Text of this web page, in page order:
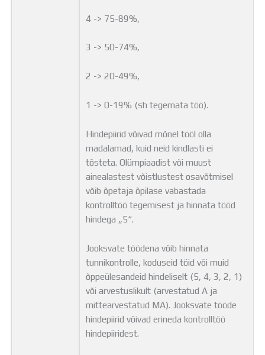
4 -> 75-89%,
3 -> 50-74%,
2 -> 20-49%,
1 -> 0-19% (sh tegemata töö).
Hindepiirid võivad mõnel tööl olla
madalamad, kuid neid kindlasti ei
tõsteta. Olümpiaadist või muust
ainealastest võistlustest osavõtmisel
võib õpetaja õpilase vabastada
kontrolltöö tegemisest ja hinnata tööd
hindega „5“.
Jooksvate töödena võib hinnata
tunnikontrolle, koduseid töid või muid
õppeülesandeid hindeliselt (5, 4, 3, 2, 1)
või arvestuslikult (arvestatud A ja
mittearvestatud MA). Jooksvate tööde
hindepiirid võivad erineda kontrolltöö
hindepiiridest.